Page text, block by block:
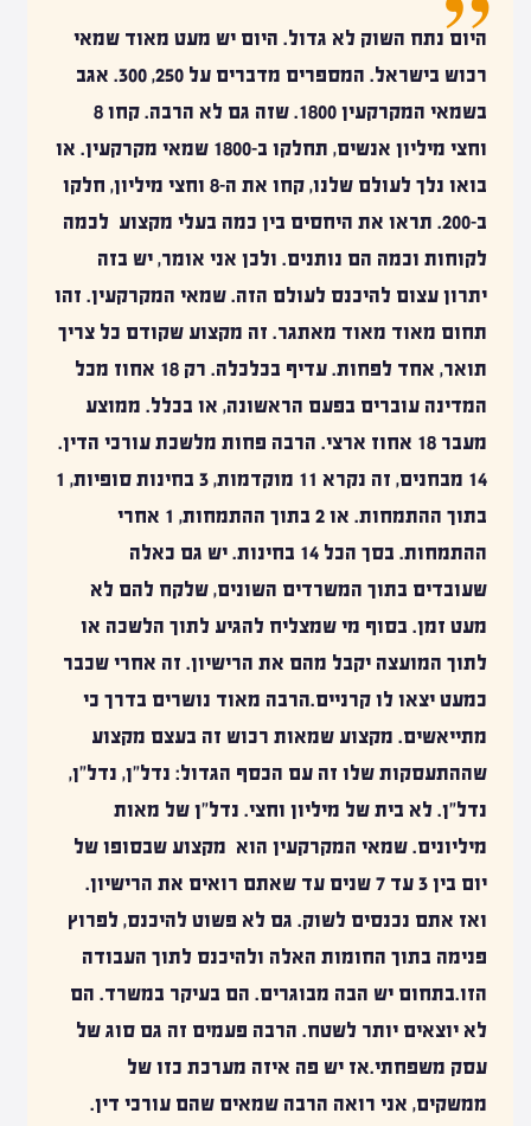
היום נתח השוק לא גדול. היום יש מעט מאוד שמאי
רכוש בישראל. המספרים מדברים על 250, 300.
אגב
בשמאי המקרקעין 1800. שזה גם לא הרבה. קחו 8
וחצי מיליון אנשים, תחלקו ב-1800 שמאי מקרקעין. או
בואו נלך לעולם שלנו, קחו את ה-8 וחצי מיליון, חלקו
ב-200. תראו את היחסים בין כמה בעלי מקצוע לכמה
לקוחות וכמה הם נותנים. ולכן אני אומר, יש בזה
יתרון עצום להיכנס לעולם הזה. שמאי המקרקעין. זהו
תחום מאוד מאוד מאתגר. זה מקצוע שקודם כל צריך
תואר, אחד לפחות. עדיף בכלכלה. רק 18 אחוז מכל
המדינה עוברים בפעם הראשונה, או בכלל. ממוצע
מעבר 18 אחוז ארצי. הרבה פחות מלשכת עורכי הדין.
14 מבחנים, זה נקרא 11 מוקדמות, 3 בחינות סופיות, 1
בתוך ההתמחות. או 2 בתוך ההתמחות, 1 אחרי
ההתמחות. בסך הכל 14 בחינות. יש גם כאלה
שעובדים בתוך המשרדים השונים, שלקח להם לא
מעט זמן. בסוף מי שמצליח להגיע לתוך הלשכה או
לתוך המועצה יקבל מהם את הרישיון. זה אחרי שכבר
כמעט יצאו לו קרניים.הרבה מאוד נושרים בדרך כי
מתייאשים. מקצוע שמאות רכוש זה בעצם מקצוע
שההתעסקות שלו זה עם הכסף הגדול: נדל"ן, נדל"ן,
נדל"ן. לא בית של מיליון וחצי. נדל"ן של מאות
מיליונים. שמאי המקרקעין הוא מקצוע שבסופו של
יום בין 3 עד 7 שנים עד שאתם רואים את הרישיון.
ואז אתם נכנסים לשוק. גם לא פשוט להיכנס, לפרוץ
פנימה בתוך החומות האלה ולהיכנס לתוך העבודה
הזו.בתחום יש הבה מבוגרים. הם בעיקר במשרד. הם
לא יוצאים יותר לשטח. הרבה פעמים זה גם סוג של
עסק משפחתי.אז יש פה איזה מערכת כזו של
ממשקים, אני רואה הרבה שמאים שהם עורכי דין.